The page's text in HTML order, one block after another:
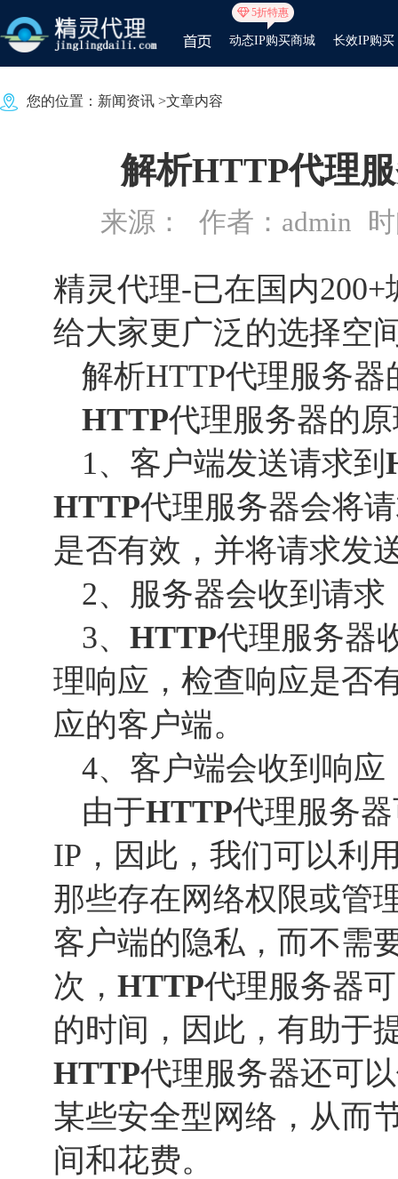
5折特惠
动态IP购买商城 长效IP购买
您的位置： 新闻资讯 >文章内容
解析HTTP代理
来源： 作者：admin
精灵代理-已在国内
给大家更广泛的选择空
解析HTTP代理服务器
HTTP代理服务器的
1、客户端发送请求到
HTTP代理服务器会将
是否有效，并将请求发
2、服务器会收到请
3、 HTTP代理服务器
理响应，检查响应是否
应的客户端。
4、客户端会收到响
由于HTTP代理服务
IP，因此，我们可以利
那些存在网络权限或管
客户端的隐私，而不需
次， HTTP代理服务器
的时间，因此，有助于
HTTP代理服务器还可
某些安全型网络，从而
间和花费。